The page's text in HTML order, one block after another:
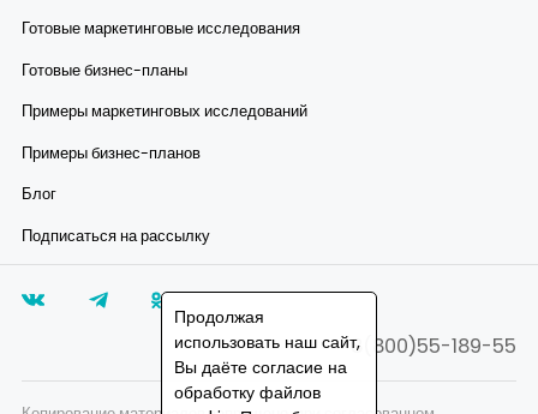
Готовые маркетинговые исследования
Готовые бизнес-планы
Примеры маркетинговых исследований
Примеры бизнес-планов
Блог
Подписаться на рассылку
8(800)55-189-55
Продолжая
использовать наш сайт,
Вы даёте согласие на
обработку файлов